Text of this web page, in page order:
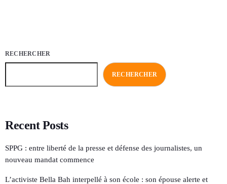
RECHERCHER
RECHERCHER
Recent Posts
SPPG : entre liberté de la presse et défense des journalistes, un
nouveau mandat commence
L’activiste Bella Bah interpellé à son école : son épouse alerte et